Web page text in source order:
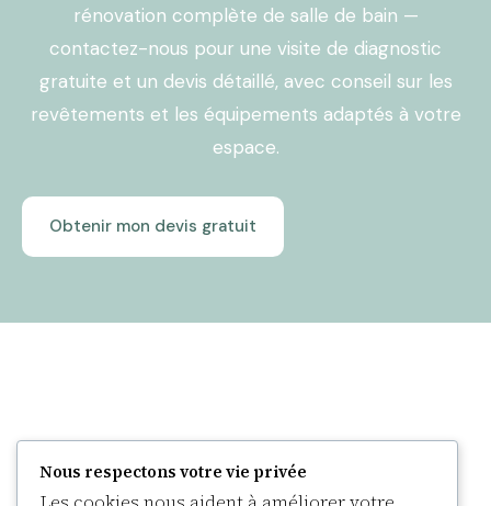
rénovation complète de salle de bain —
contactez-nous pour une visite de diagnostic
gratuite et un devis détaillé, avec conseil sur les
revêtements et les équipements adaptés à votre
espace.
Obtenir mon devis gratuit
Nous respectons votre vie privée